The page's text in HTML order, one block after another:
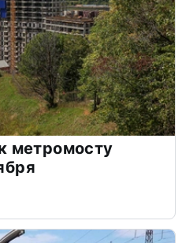
метромосту